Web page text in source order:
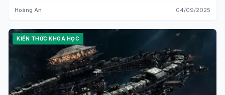
Hoàng An 04/09/2025
KIẾN THỨC KHOA HỌC